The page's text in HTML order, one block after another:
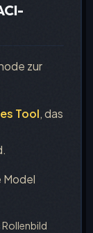
zur
Tool, das
Rollenbild